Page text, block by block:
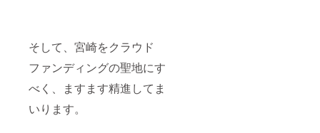
そして、宮崎をクラウド
ファンディングの聖地にす
べく、ますます精進してま
いります。